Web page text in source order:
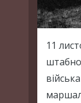
11